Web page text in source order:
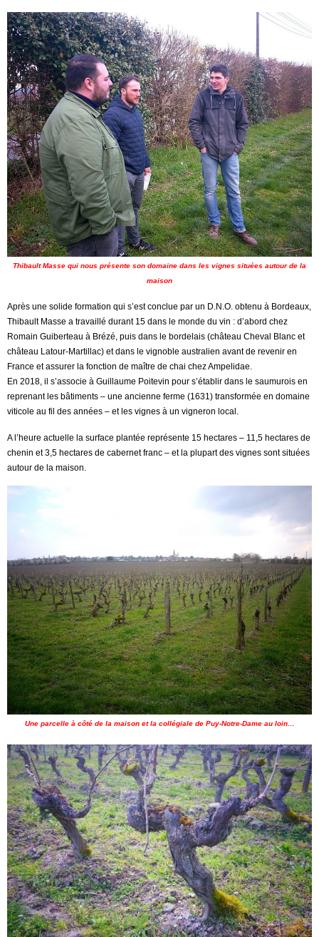
Thibault Masse qui nous présente son domaine dans les vignes situées autour de la
maison
Après une solide formation qui s’est conclue par un D.N.O. obtenu à Bordeaux,
Thibault Masse a travaillé durant 15 dans le monde du vin : d’abord chez
Romain Guiberteau à Brézé, puis dans le bordelais (château Cheval Blanc et
château Latour-Martillac) et dans le vignoble australien avant de revenir en
France et assurer la fonction de maître de chai chez Ampelidae.
En 2018, il s’associe à Guillaume Poitevin pour s’établir dans le saumurois en
reprenant les bâtiments – une ancienne ferme (1631) transformée en domaine
viticole au fil des années – et les vignes à un vigneron local.
A l’heure actuelle la surface plantée représente 15 hectares – 11,5 hectares de
chenin et 3,5 hectares de cabernet franc – et la plupart des vignes sont situées
autour de la maison.
Une parcelle à côté de la maison et la collégiale de Puy-Notre-Dame au loin…